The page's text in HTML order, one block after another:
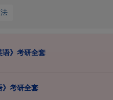
语》考研全套
》考研全套